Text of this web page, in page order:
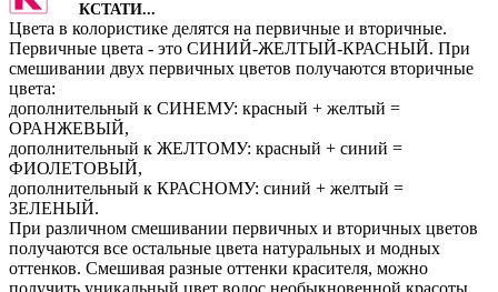
КСТАТИ...
Цвета в колористике делятся на первичные и вторичные.
Первичные цвета - это СИНИЙ-ЖЕЛТЫЙ-КРАСНЫЙ. При
смешивании двух первичных цветов получаются вторичные
цвета:
дополнительный к СИНЕМУ: красный + желтый =
ОРАНЖЕВЫЙ,
дополнительный к ЖЕЛТОМУ: красный + синий =
ФИОЛЕТОВЫЙ,
дополнительный к КРАСНОМУ: синий + желтый =
ЗЕЛЕНЫЙ.
При различном смешивании первичных и вторичных цветов
получаются все остальные цвета натуральных и модных
оттенков. Смешивая разные оттенки красителя, можно